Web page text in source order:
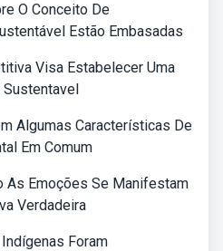
O Conceito De
Estão Embasadas
Visa Estabelecer Uma
Sustentavel
Algumas Características De
Em Comum
As Emoções Se Manifestam
Verdadeira
Foram